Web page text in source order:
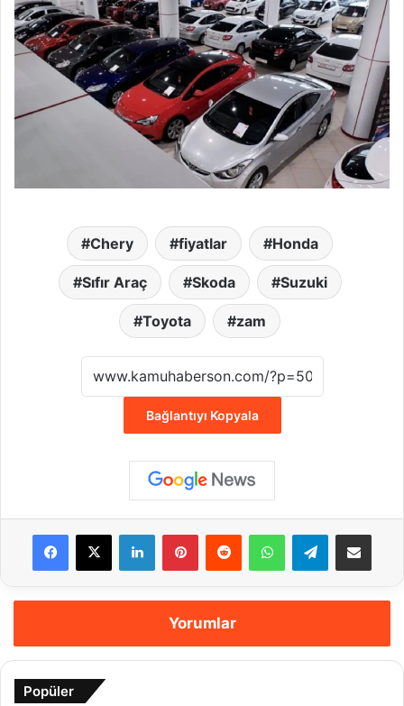
Chery fiyatlar Honda
Sıfır Araç Skoda Suzuki
Toyota zam
Bağlantıyı Kopyala
Facebook
X LinkedInPinterestReddit WhatsAppTelegramE-Posta ile
Yorumlar
Popüler